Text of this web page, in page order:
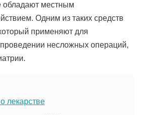
обладают местным
Одним из таких средств
применяют для
несложных операций,
лекарстве